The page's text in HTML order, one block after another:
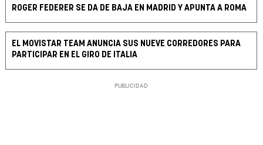
ROGER FEDERER SE DA DE BAJA EN MADRID Y APUNTA A ROMA
EL MOVISTAR TEAM ANUNCIA SUS NUEVE CORREDORES PARA
PARTICIPAR EN EL GIRO DE ITALIA